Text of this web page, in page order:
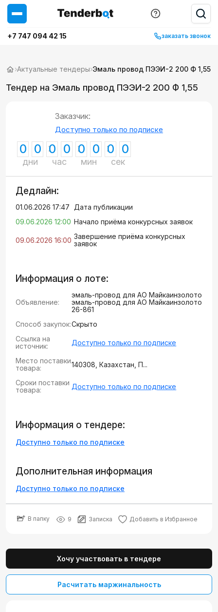
+7 747 094 42 15 заказать звонок
›Актуальные тендеры›Эмаль провод ПЭЭИ-2 200 Ф 1,55
Тендер на Эмаль провод ПЭЭИ-2 200 Ф 1,55
Заказчик:
Доступно только по подписке
0 0
дни
0 0
час
0 0
мин
0 0
сек
Дедлайн:
01.06.2026 17:47
Дата публикации
09.06.2026 12:00 Начало приёма конкурсных заявок
09.06.2026 16:00 Завершение приёма конкурсных
заявок
Информация о лоте:
Объявление:
эмаль-провод для АО Майкаинзолото
эмаль-провод для АО Майкаинзолото
26-861
Способ закупок:Скрыто
Ссылка на
источник:
Доступно только по подписке
Место поставки
товара:
140308, Казахстан, П...
Сроки поставки
товара:
Доступно только по подписке
Информация о тендере:
Доступно только по подписке
Дополнительная информация
Доступно только по подписке
В папку 9 Записка Добавить в Избранное
Хочу участвовать в тендере
Расчитать маржинальность